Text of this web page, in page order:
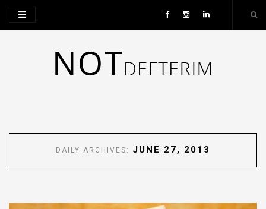
DAILY ARCHIVES: JUNE 27, 2013